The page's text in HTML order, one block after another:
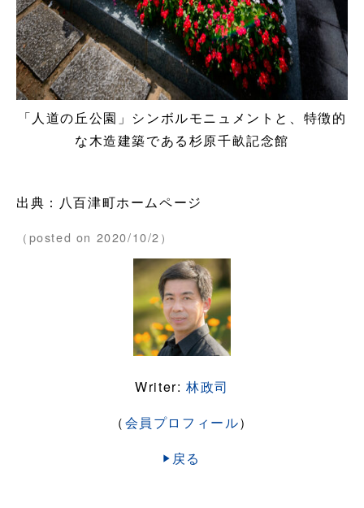
「人道の丘公園」シンボルモニュメントと、特徴的
な木造建築である杉原千畝記念館
出典：八百津町ホームページ
（posted on 2020/10/2）
Writer: 林政司
（会員プロフィール）
戻る